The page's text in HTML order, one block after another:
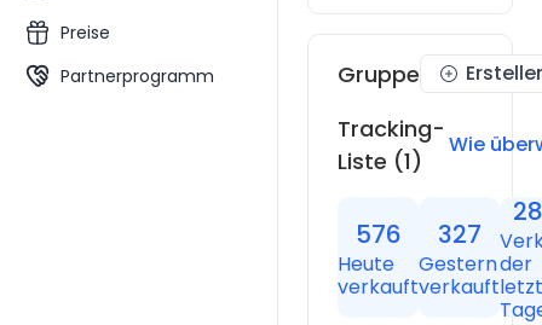
Preise
Partnerprogramm
Gruppe
Tracking-
Liste (1)
Wie
576
Heute
verkauft
327
Gestern
verkauft
der